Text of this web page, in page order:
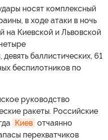
носят комплексный
в ходе атаки в ночь
на Киевской и Львовской
баллистических, 61
беспилотников по
руководство
ракеты. Российские
Киев отчаянно
перехватчиков